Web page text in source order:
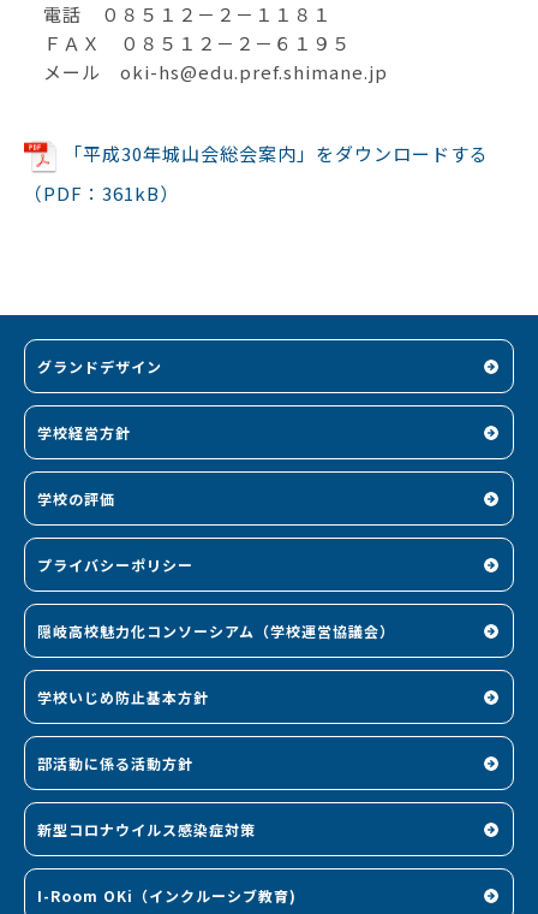
電話 ０８５１２－２－１１８１
ＦＡＸ ０８５１２－２－６１９５
メール oki-hs@edu.pref.shimane.jp
「平成30年城山会総会案内」をダウンロードする
（PDF：361kB）
グランドデザイン
学校経営方針
学校の評価
プライバシーポリシー
隠岐高校魅力化コンソーシアム（学校運営協議会）
学校いじめ防止基本方針
部活動に係る活動方針
新型コロナウイルス感染症対策
I-Room OKi（インクルーシブ教育)